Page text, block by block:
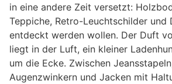
in eine andere Zeit versetzt:
Teppiche, Retro-Leuchtschilder und
entdeckt werden wollen. Der Duft
liegt in der Luft, ein kleiner
um die Ecke. Zwischen
Augenzwinkern und Jacken mit